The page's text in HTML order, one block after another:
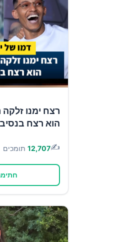
רצח ימנו
הוא רצח
✍️
12,707 תומכים